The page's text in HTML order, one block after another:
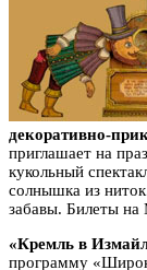
декоративно-
приглашает на
кукольный
солнышка из
забавы. Билеты на
«Кремль в
программу